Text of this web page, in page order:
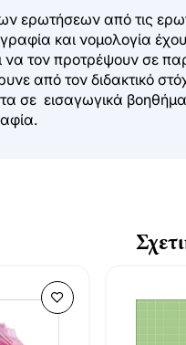
ερωτήσεων από τις
και νομολογία
να τον προτρέψουν σε
από τον διδακτικό
εισαγωγικά